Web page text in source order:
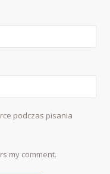
podczas pisania
my comment.